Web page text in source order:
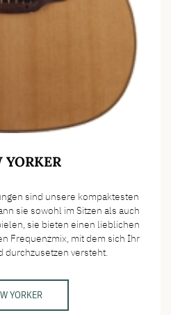
YORKER
sind unsere kompaktesten
sie sowohl im Sitzen als auch
sie bieten einen lieblichen
Frequenzmix, mit dem sich Ihr
durchzusetzen versteht.
YORKER